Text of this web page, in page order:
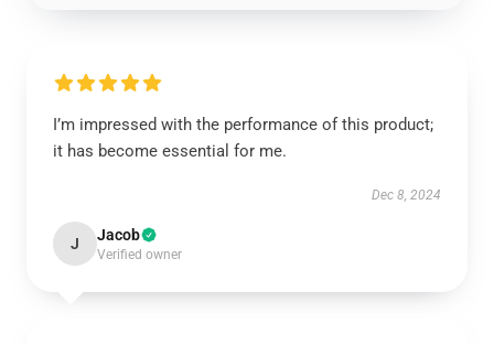
I’m impressed with the performance of this product;
it has become essential for me.
Dec 8, 2024
J Jacob
Verified owner